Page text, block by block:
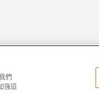
Kong. All rights reserved.
們
強這